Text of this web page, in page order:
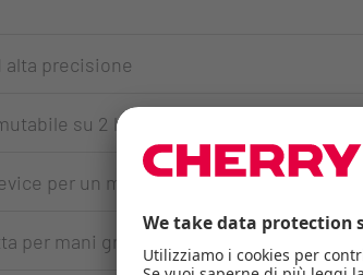
alta precisione
su 2 livelli (1000/2000 dpi)
per un massimo di tre dispositivi finali
per mani grandi e piccole